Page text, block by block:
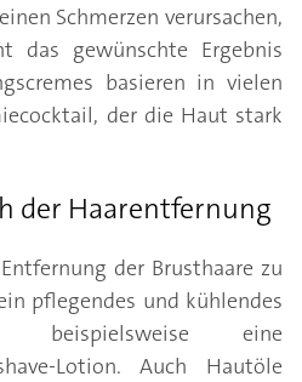
Schmerzen verursachen,
das gewünschte Ergebnis
basieren in vielen
der die Haut stark
der Haarentfernung
der Brusthaare zu
pflegendes und kühlendes
beispielsweise eine
Lotion. Auch Hautöle